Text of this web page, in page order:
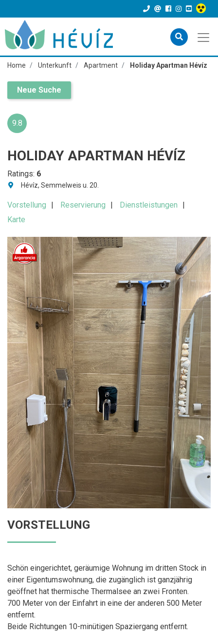
Home Unterkunft Apartment Holiday Apartman Hévíz
Neue Suche
9.8
HOLIDAY APARTMAN HÉVÍZ
Ratings: 6
Hévíz, Semmelweis u. 20.
Vorstellung Reservierung
Dienstleistungen
Karte
VORSTELLUNG
Schön eingerichtet, geräumige Wohnung im dritten Stock in
einer Eigentumswohnung, die zugänglich ist ganzjährig
geöffnet hat thermische Thermalsee an zwei Fronten.
700 Meter von der Einfahrt in eine der anderen 500 Meter
entfernt.
Beide Richtungen 10-minütigen Spaziergang entfernt.